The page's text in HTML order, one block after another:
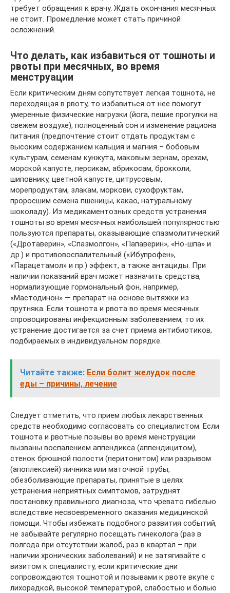
требует обращения к врачу. Ждать окончания месячных
не стоит. Промедление может стать причиной
осложнений.
Что делать, как избавиться от тошноты и
рвоты при месячных, во время
менструации
Если критическим дням сопутствует легкая тошнота, не
переходящая в рвоту, то избавиться от нее помогут
умеренные физические нагрузки (йога, пешие прогулки на
свежем воздухе), полноценный сон и изменение рациона
питания (предпочтение стоит отдать продуктам с
высоким содержанием кальция и магния – бобовым
культурам, семенам кунжута, маковым зернам, орехам,
морской капусте, персикам, абрикосам, брокколи,
шиповнику, цветной капусте, цитрусовым,
морепродуктам, злакам, моркови, сухофруктам,
проросшим семена пшеницы, какао, натуральному
шоколаду). Из медикаментозных средств устранения
тошноты во время месячных наибольшей популярностью
пользуются препараты, оказывающие спазмолитический
(«Дротаверин», «Спазмолгон», «Папаверин», «Но-шпа» и
др.) и противовоспалительный («Ибупрофен»,
«Парацетамол» и пр.) эффект, а также антациды. При
наличии показаний врач может назначить средства,
нормализующие гормональный фон, например,
«Мастодинон» — препарат на основе вытяжки из
прутняка. Если тошнота и рвота во время месячных
спровоцированы инфекционным заболеванием, то их
устранение достигается за счет приема антибиотиков,
подбираемых в индивидуальном порядке.
Читайте также: Если болит желудок после
еды – причины, лечение
Следует отметить, что прием любых лекарственных
средств необходимо согласовать со специалистом. Если
тошнота и рвотные позывы во время менструации
вызваны воспалением аппендикса (аппендицитом),
стенок брюшной полости (перитонитом) или разрывом
(апоплексией) яичника или маточной трубы,
обезболивающие препараты, принятые в целях
устранения неприятных симптомов, затруднят
постановку правильного диагноза, что чревато гибелью
вследствие несвоевременного оказания медицинской
помощи. Чтобы избежать подобного развития событий,
не забывайте регулярно посещать гинеколога (раз в
полгода при отсутствии жалоб, раз в квартал – при
наличии хронических заболеваний) и не затягивайте с
визитом к специалисту, если критические дни
сопровождаются тошнотой и позывами к рвоте вкупе с
лихорадкой, высокой температурой, слабостью и болью